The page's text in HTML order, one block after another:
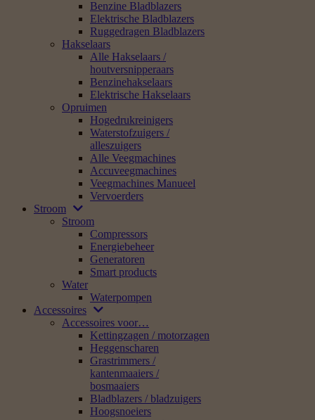
Benzine Bladblazers
Elektrische Bladblazers
Ruggedragen Bladblazers
Hakselaars
Alle Hakselaars /
houtversnipperaars
Benzinehakselaars
Elektrische Hakselaars
Opruimen
Hogedrukreinigers
Waterstofzuigers /
alleszuigers
Alle Veegmachines
Accuveegmachines
Veegmachines Manueel
Vervoerders
Stroom
Stroom
Compressors
Energiebeheer
Generatoren
Smart products
Water
Waterpompen
Accessoires
Accessoires voor…
Kettingzagen / motorzagen
Heggenscharen
Grastrimmers /
kantenmaaiers /
bosmaaiers
Bladblazers / bladzuigers
Hoogsnoeiers